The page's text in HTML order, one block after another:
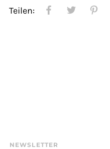
Teilen:
NEWSLETTER